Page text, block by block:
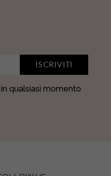
ISCRIVITI
qualsiasi momento